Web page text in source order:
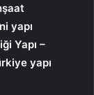
yapı
Yapı –
yapı